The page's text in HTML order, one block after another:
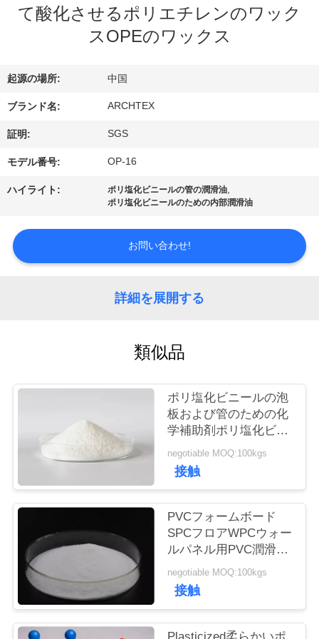
い
て
工
場
行
理
に
な
て酸化させるポリエチレンのワック
スOPEのワックス
起源の場所: 中国
ブランド名: ARCHTEX
証明: SGS
モデル番号: OP-16
ハイライト: ポリ塩化ビニールの管の潤滑油,
ポリ塩化ビニールのための内部潤滑油
お問い合わせ!
詳細を展開する
類似品
ポリ塩化ビニールの泡
板および管のための化
学補助剤ポリ塩化ビニ
ールの内部の潤滑剤
G60
negotiable MOQ:100kgs
接触
PVCフォームボード
SPCフロアWPCウォー
ルパネル用PVC潤滑剤
G-60
negotiable MOQ:100kgs
接触
Plasticized柔らかいポ